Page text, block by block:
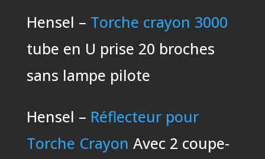
Hensel – Torche crayon 3000
tube en U prise 20 broches
sans lampe pilote
Hensel – Réflecteur pour
Torche Crayon Avec 2 coupe-